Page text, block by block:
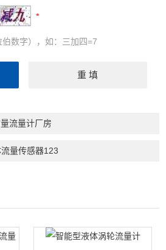
数字），如：三加四=7
流量计厂房
量传感器123